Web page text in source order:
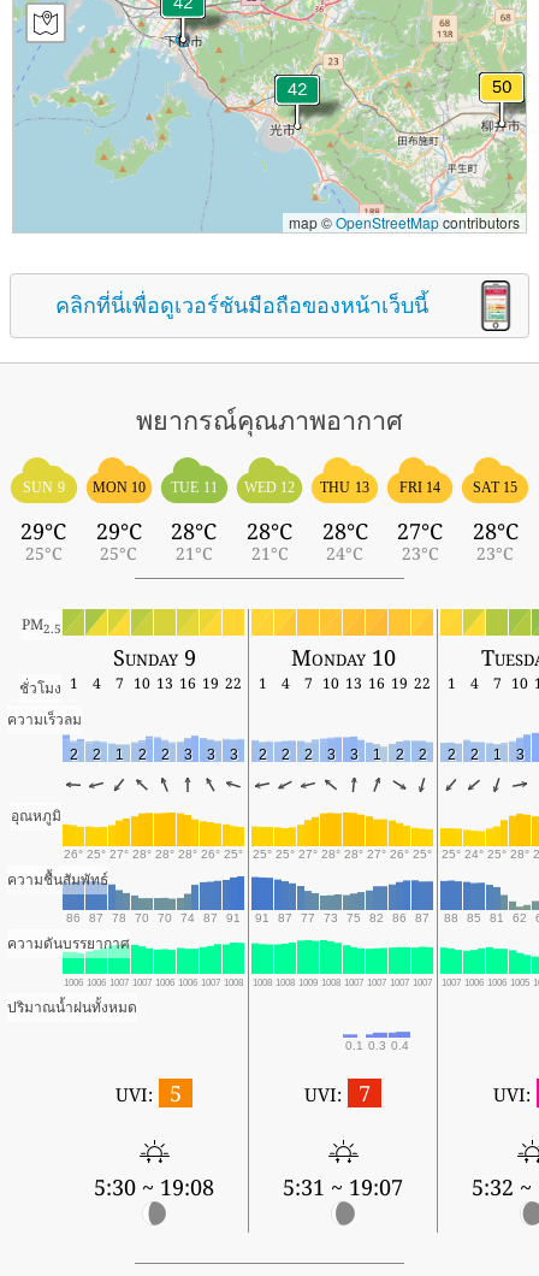
map ©OpenStreetMapcontributors
คลิกที่นี่เพื่อดูเวอร์ชันมือถือของหน้าเว็บนี้
พยากรณ์คุณภาพอากาศ
SUN 9
29°C
25°C
MON 10
29°C
25°C
TUE 11
28°C
21°C
WED 12
28°C
21°C
THU 13
28°C
24°C
FRI 14
27°C
23°C
SAT 15
28°C
23°C
PM2.5
Sunday 9 Monday 10
ชั่วโมง 1 4 7 10 13 16 19 22 1 4 7 10 13 16 19 22 1 4 7 10
ความเร็วลม
2 2 1 2 2 3 3 3 2 2 2 3 3 1 2 2 2 2 1 3
อุณหภูมิ
26° 25° 27° 28° 28° 28° 26° 25° 25° 25° 27° 28° 28° 27° 26° 25° 25° 24° 25° 28°
ความชื้นสัมพัทธ์
86 87 78 70 70 74 87 91 91 87 77 73 75 82 86 87 88 85 81 62
ความดันบรรยากาศ
1006 1006 1007 1007 1006 1006 1007 1008 1008 1008 1009 1008 1007 1007 1007 1007 1007 1006 1006 1005
ปริมาณน้ำฝนทั้งหมด
0.1 0.3 0.4
UVI: 5
5:30 ~ 19:08
UVI: 7
5:31 ~ 19:07
UVI:
5:32 ~